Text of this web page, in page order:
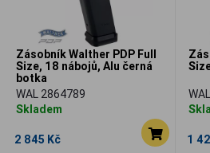
Zásobník Walther PDP Full
Size, 18 nábojů, Alu černá
botka
WAL 2864789
Skladem
2 845 Kč 1